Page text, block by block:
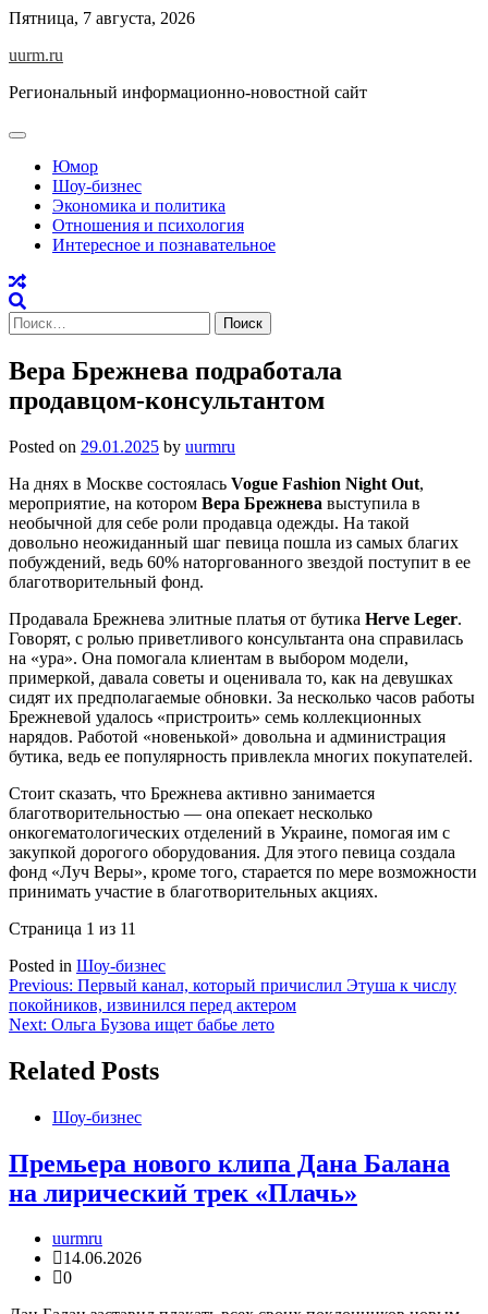
Skip
content
Пятница, 7 августа, 2026
uurm.ru
Региональный информационно-новостной сайт
Юмор
Шоу-бизнес
Экономика и политика
Отношения и психология
Интересное и познавательное
Найти:
Вера Брежнева подработала
продавцом-консультантом
Posted on 29.01.2025 by uurmru
На днях в Москве состоялась Vogue Fashion Night Out,
мероприятие, на котором Вера Брежнева выступила в
необычной для себе роли продавца одежды. На такой
довольно неожиданный шаг певица пошла из самых благих
побуждений, ведь 60% наторгованного звездой поступит в ее
благотворительный фонд.
Продавала Брежнева элитные платья от бутика Herve Leger.
Говорят, с ролью приветливого консультанта она справилась
на «ура». Она помогала клиентам в выбором модели,
примеркой, давала советы и оценивала то, как на девушках
сидят их предполагаемые обновки. За несколько часов работы
Брежневой удалось «пристроить» семь коллекционных
нарядов. Работой «новенькой» довольна и администрация
бутика, ведь ее популярность привлекла многих покупателей.
Стоит сказать, что Брежнева активно занимается
благотворительностью — она опекает несколько
онкогематологических отделений в Украине, помогая им с
закупкой дорогого оборудования. Для этого певица создала
фонд «Луч Веры», кроме того, старается по мере возможности
принимать участие в благотворительных акциях.
Страница 1 из 11
Posted in Шоу-бизнес
Навигация
по
Previous: Первый канал, который причислил Этуша к числу
покойников, извинился перед актером
Next: Ольга Бузова ищет бабье лето
Related Posts
Шоу-бизнес
Премьера нового клипа Дана Балана
на лирический трек «Плачь»
uurmru
14.06.2026
0